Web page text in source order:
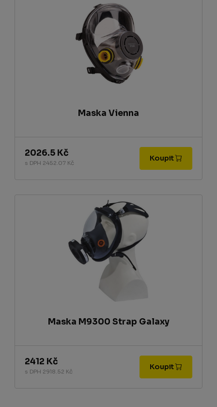
Maska Vienna
2026.5 Kč
s DPH 2452.07 Kč
Koupit
Maska M9300 Strap Galaxy
2412 Kč
s DPH 2918.52 Kč
Koupit